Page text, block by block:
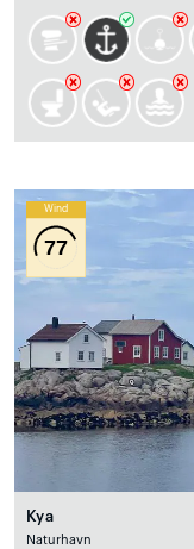
Wind
77
Kya
Naturhavn